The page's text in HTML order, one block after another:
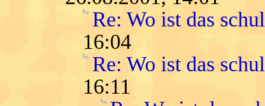
Re: Wo ist das
16:04
Re: Wo ist das
16:11